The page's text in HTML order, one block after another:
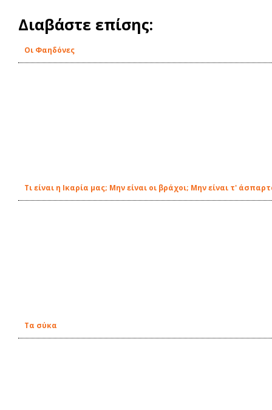
Διαβάστε επίσης:
Οι Φαηδόνες
Τι είναι η Ικαρία μας; Μην είναι οι βράχοι; Μην είναι τ'
Τα σύκα